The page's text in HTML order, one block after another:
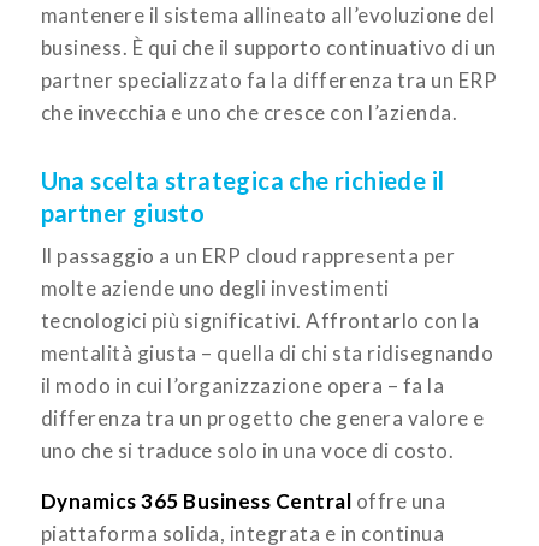
mantenere il sistema allineato all’evoluzione del
business. È qui che il supporto continuativo di un
partner specializzato fa la differenza tra un ERP
che invecchia e uno che cresce con l’azienda.
Una scelta strategica che richiede il
partner giusto
Il passaggio a un ERP cloud rappresenta per
molte aziende uno degli investimenti
tecnologici più significativi. Affrontarlo con la
mentalità giusta – quella di chi sta ridisegnando
il modo in cui l’organizzazione opera – fa la
differenza tra un progetto che genera valore e
uno che si traduce solo in una voce di costo.
Dynamics 365 Business Central offre una
piattaforma solida, integrata e in continua